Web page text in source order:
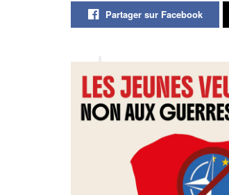
Partager sur Facebook